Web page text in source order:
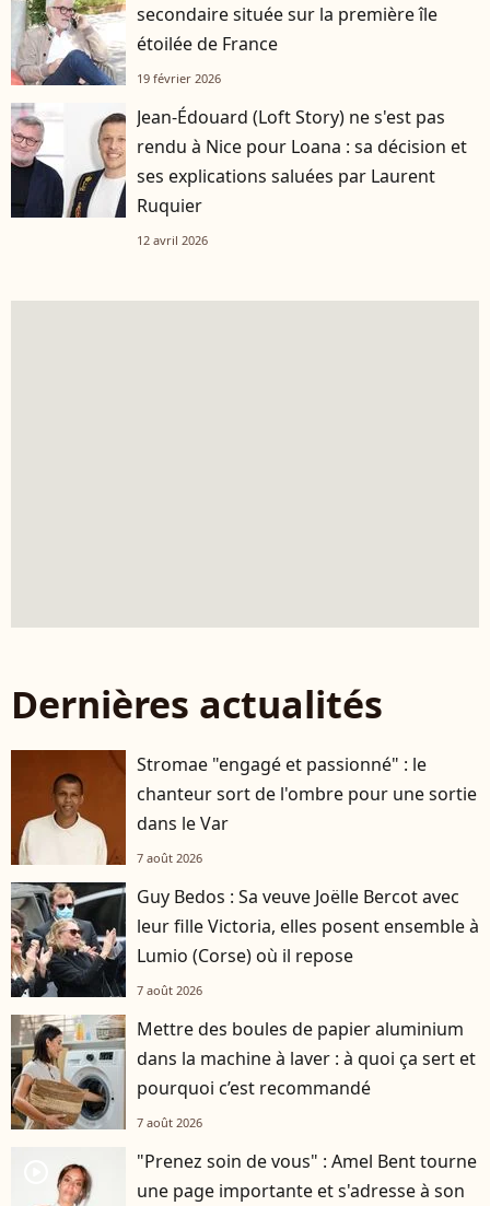
secondaire située sur la première île
étoilée de France
19 février 2026
Jean-Édouard (Loft Story) ne s'est pas
rendu à Nice pour Loana : sa décision et
ses explications saluées par Laurent
Ruquier
12 avril 2026
Dernières actualités
Stromae "engagé et passionné" : le
chanteur sort de l'ombre pour une sortie
dans le Var
7 août 2026
Guy Bedos : Sa veuve Joëlle Bercot avec
leur fille Victoria, elles posent ensemble à
Lumio (Corse) où il repose
7 août 2026
Mettre des boules de papier aluminium
dans la machine à laver : à quoi ça sert et
pourquoi c’est recommandé
7 août 2026
"Prenez soin de vous" : Amel Bent tourne
une page importante et s'adresse à son